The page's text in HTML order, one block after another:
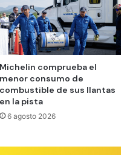
Michelin comprueba el
menor consumo de
combustible de sus llantas
en la pista
6 agosto 2026